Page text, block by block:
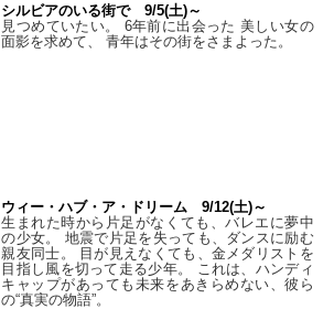
シルビアのいる街で 9/5(土)～
見つめていたい。 6年前に出会った 美しい女の
面影を求めて、 青年はその街をさまよった。
ウィー・ハブ・ア・ドリーム 9/12(土)～
生まれた時から片足がなくても、バレエに夢中
の少女。 地震で片足を失っても、ダンスに励む
親友同士。 目が見えなくても、金メダリストを
目指し風を切って走る少年。 これは、ハンディ
キャップがあっても未来をあきらめない、彼ら
の“真実の物語”。